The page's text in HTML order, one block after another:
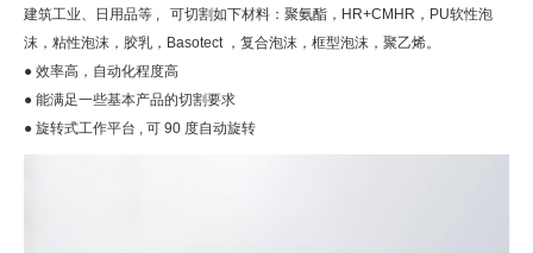
建筑工业、日用品等 , 可切割如下材料：聚氨酯，HR+CMHR，PU软性泡
沫，粘性泡沫，胶乳，Basotect ，复合泡沫，框型泡沫，聚乙烯。
● 效率高，自动化程度高
● 能满足一些基本产品的切割要求
● 旋转式工作平台 , 可 90 度自动旋转